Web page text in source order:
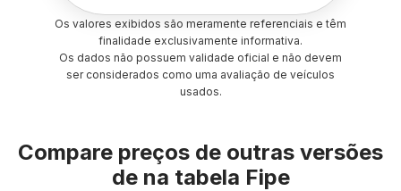
Os valores exibidos são meramente referenciais e têm
finalidade exclusivamente informativa.
Os dados não possuem validade oficial e não devem
ser considerados como uma avaliação de veículos
usados.
Compare preços de outras versões
de na tabela Fipe